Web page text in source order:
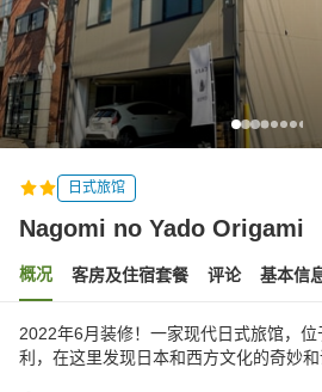
日式旅馆
Nagomi no Yado Origami
概况 客房及住宿套餐 评论 基本信
2022年6月装修！一家现代日式旅馆，
利，在这里发现日本和西方文化的奇妙和